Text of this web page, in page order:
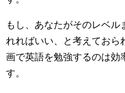
もし、あなたがそのレベ
れればいい、と考えておら
画で英語を勉強するのは効
す。